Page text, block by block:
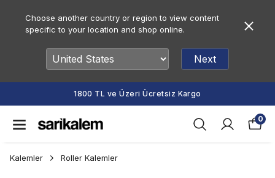
Choose another country or region to view content
specific to your location and shop online.
Next
1800 TL ve Üzeri Ücretsiz Kargo
0
Kalemler Roller Kalemler